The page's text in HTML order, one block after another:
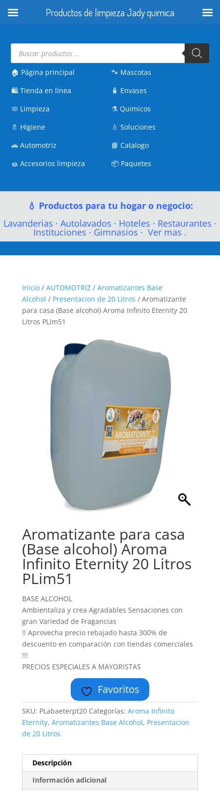
Búsqueda
productos
🏠 Página principal
🛍️Tienda en línea
🧼 Limpieza
🚿 Higiene
🚗Automotriz
🧽Accesorios limpieza
🐾 Mascotas
🧴 Envases
⚗️Quimicos
💧Soluciones
📘Catalogo
📦 Paquetes
💧 Productos para tu hogar o negocio:
Lavanderias · Autolavados · Hoteles · Restaurantes ·
Instituciones · Gimnasios · Ver mas .
Inicio/ AUTOMOTRIZ/ Aromatizantes Base
Alcohol / Presentacion de 20 Litros / Aromatizante
para casa (Base alcohol) Aroma Infinito Eternity 20
Litros PLim51
Aromatizante para casa
(Base alcohol) Aroma
Infinito Eternity 20 Litros
PLim51
BASE ALCOHOL
Ambientaliza y crea Agradables Sensaciones con
gran Variedad de Fragancias
!! Aprovecha precio rebajado hasta 300% de
descuento en comparación con tiendas comerciales
!!!
PRECIOS ESPECIALES A MAYORISTAS
Favoritos
SKU: PLabaeterpt20 Categorías: Aroma Infinito
Eternity, Aromatizantes Base Alcohol, Presentacion
de 20 Litros
Descripción
Información adicional
Productos de limpieza Jady quimica